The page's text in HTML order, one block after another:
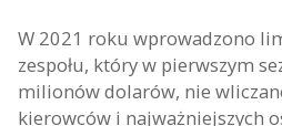
W 2021 roku wprowadzono
zespołu, który w pierwszym
milionów dolarów, nie
kierowców i najważniejszych